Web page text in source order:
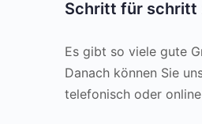
Schritt für schritt
Es gibt so viele gute
Danach können Sie
telefonisch oder